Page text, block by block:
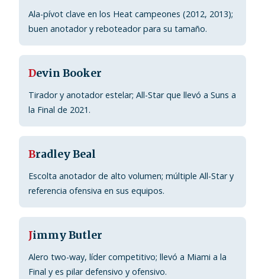
Ala-pívot clave en los Heat campeones (2012, 2013);
buen anotador y reboteador para su tamaño.
Devin Booker
Tirador y anotador estelar; All-Star que llevó a Suns a
la Final de 2021.
Bradley Beal
Escolta anotador de alto volumen; múltiple All-Star y
referencia ofensiva en sus equipos.
Jimmy Butler
Alero two-way, líder competitivo; llevó a Miami a la
Final y es pilar defensivo y ofensivo.